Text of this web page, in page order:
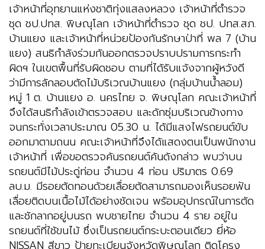
เจ้าหน้าที่อุทยานแห่งชาติทุ่งแสลงหลวง เจ้าหน้าที่ตำรวจ
ชุด ชป.ปทส. พิษณุโลก เจ้าหน้าที่ตำรวจ ชุด ชป. ปทส.สภ.
บ้านแยง และเจ้าหน้าที่หน่วยป้องกันรักษาป่าที่ พล 7 (บ้าน
แยง) สนธิกำลังร่วมกันออกตรวจปราบปรามการกระทำ
ผิดฯ ในเขตพื้นที่รับผิดชอบ ตามที่ได้รับแจ้งจากผู้หวังดี
ว่ามีการลักลอบตัดไม้บริเวณบ้านแยง (กลุ่มบ้านน้ำลอม)
หมู่ 1 ต. บ้านแยง อ. นครไทย จ. พิษณุโลก คณะเจ้าหน้าที่
จึงได้สนธิกำลังเข้าตรวจสอบ และดักซุ่มบริเวณข้างทาง
จนกระทั่งเวลาประมาณ 05.30 น. ได้มีแสงไฟรถยนต์ขับ
ออกมาตามถนน คณะเจ้าหน้าที่จึงได้แสดงตนเป็นพนักงาน
เจ้าหน้าที่ เพื่อขอตรวจค้นรถยนต์คันดังกล่าว พบว่าบน
รถยนต์มีไม้ประดู่ท่อน จำนวน 4 ท่อน ปริมาตร 0.69
ลบ.ม. มีรอยตัดทอนด้วยเลื่อยตัดสามารถมองเห็นรอยฟัน
เลื่อยติดบนเนื้อไม้ได้อย่างชัดเจน พร้อมอุปกรณ์ในการตัด
และชักลากอยู่บนรถ พบชายไทย จำนวน 4 ราย อยู่ใน
รถยนต์ที่ใช้ขนไม้ ซึ่งเป็นรถยนต์กระบะตอนเดียว ยี่ห้อ
NISSAN สีขาว ป้ายทะเบียนจังหวัดพิษณุโลก ติดโครง